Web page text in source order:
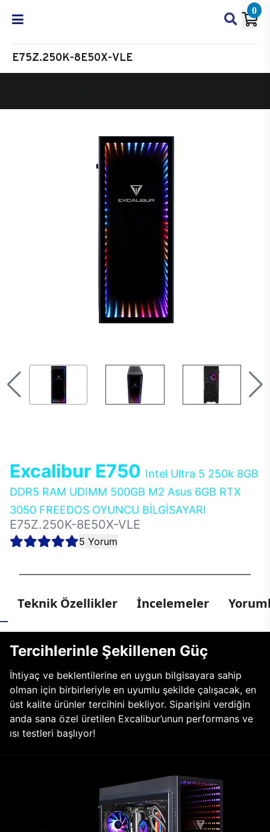
0
E75Z.250K-8E50X-VLE
Excalibur E750 Intel Ultra 5 250k 8GB
DDR5 RAM UDIMM 500GB M2 Asus 6GB RTX
3050 FREEDOS OYUNCU BİLGİSAYARI
E75Z.250K-8E50X-VLE
5 Yorum
Teknik Özellikler İncelemeler
Tercihlerinle Şekillenen Güç
İhtiyaç ve beklentilerine en uygun bilgisayara sahip
olman için birbirleriyle en uyumlu şekilde çalışacak, en
üst kalite ürünler tercihini bekliyor. Siparişini verdiğin
anda sana özel üretilen Excalibur’unun performans ve
ısı testleri başlıyor!